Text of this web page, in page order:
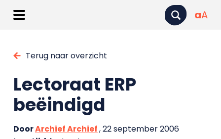
aA
Terug naar overzicht
Lectoraat ERP
beëindigd
DoorArchief Archief, 22 september 2006